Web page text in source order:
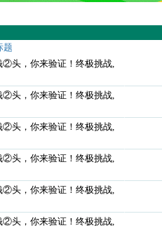
题
②头，你来验证！终极挑战,
②头，你来验证！终极挑战,
②头，你来验证！终极挑战,
②头，你来验证！终极挑战,
②头，你来验证！终极挑战,
②头，你来验证！终极挑战,